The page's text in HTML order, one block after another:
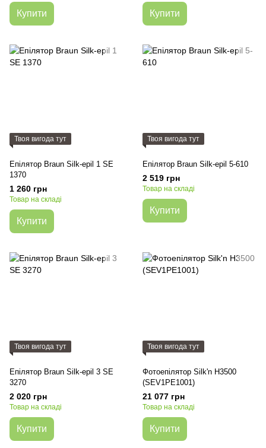
Купити Купити
Твоя вигода тут
Епілятор Braun Silk-epil 1 SE
1370
1 260 грн
Товар на складі
Купити
Твоя вигода тут
Епілятор Braun Silk-epil 5-610
2 519 грн
Товар на складі
Купити
Твоя вигода тут
Епілятор Braun Silk-epil 3 SE
3270
2 020 грн
Товар на складі
Купити
Твоя вигода тут
Фотоепілятор Silk'n H3500
(SEV1PE1001)
21 077 грн
Товар на складі
Купити